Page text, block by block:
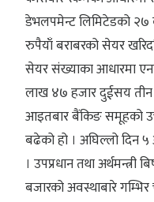
डेभलपमेन्ट लिमिटेडको
रुपैयाँ बराबरको सेयर
सेयर संख्याका आधारमा
लाख ४७ हजार दुईसय तीन
आइतबार बैंकिङ समूहको
बढेको हो । अघिल्लो दिन ५
। उपप्रधान तथा
बजारको अवस्थाबारे